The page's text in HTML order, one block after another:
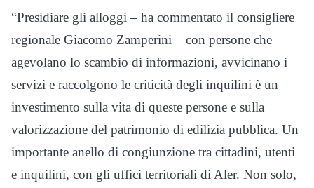
“Presidiare gli alloggi – ha commentato il consigliere
regionale Giacomo Zamperini – con persone che
agevolano lo scambio di informazioni, avvicinano i
servizi e raccolgono le criticità degli inquilini è un
investimento sulla vita di queste persone e sulla
valorizzazione del patrimonio di edilizia pubblica. Un
importante anello di congiunzione tra cittadini, utenti
e inquilini, con gli uffici territoriali di Aler. Non solo,